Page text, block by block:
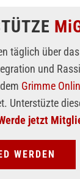
täglich über
und
Grimme
Unterstüzte
jetzt
WERDEN